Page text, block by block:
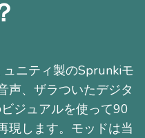
ニティ製のSprunkiモ
声、ザラついたデジタ
ジュアルを使って90
現します。モッドは当